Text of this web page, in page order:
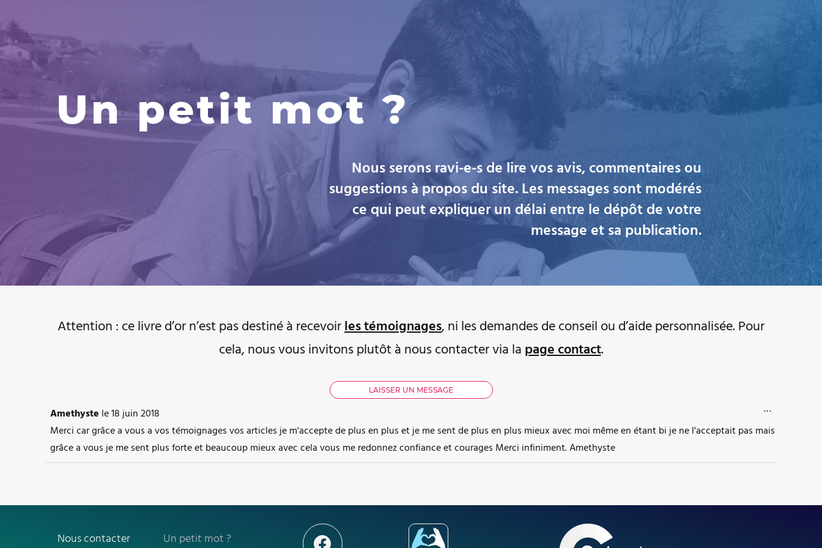
Un petit mot ?
Nous serons ravi-e-s de lire vos avis, commentaires ou
suggestions à propos du site. Les messages sont modérés
ce qui peut expliquer un délai entre le dépôt de votre
message et sa publication.
Attention : ce livre d’or n’est pas destiné à recevoirles témoignages, ni les demandes de conseil ou d’aide personnalisée. Pour
cela, nous vous invitons plutôt à nous contacter via la page contact.
Amethyste le18 juin 2018
Merci car grâce a vous a vos témoignages vos articles je m'accepte de plus en plus et je me sent de plus en plus mieux avec moi même en étant bi je ne l'acceptait pas mais
grâce a vous je me sent plus forte et beaucoup mieux avec cela vous me redonnez confiance et courages Merci infiniment. Amethyste
...
Nous contacter Un petit mot ?